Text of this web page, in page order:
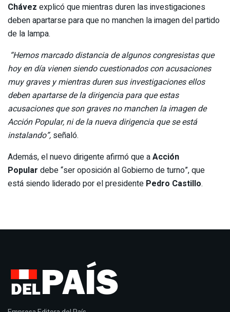
Chávez explicó que mientras duren las investigaciones
deben apartarse para que no manchen la imagen del partido
de la lampa.
“Hemos marcado distancia de algunos congresistas que
hoy en día vienen siendo cuestionados con acusaciones
muy graves y mientras duren sus investigaciones ellos
deben apartarse de la dirigencia para que estas
acusaciones que son graves no manchen la imagen de
Acción Popular, ni de la nueva dirigencia que se está
instalando”, señaló.
Además, el nuevo dirigente afirmó que aAcción
Popular debe “ser oposición al Gobierno de turno”, que
está siendo liderado por el presidente Pedro Castillo.